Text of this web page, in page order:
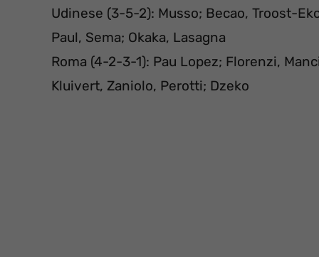
Udinese (3-5-2): Musso; Becao, Troost-
Paul, Sema; Okaka, Lasagna
Roma (4-2-3-1): Pau Lopez; Florenzi,
Kluivert, Zaniolo, Perotti; Dzeko